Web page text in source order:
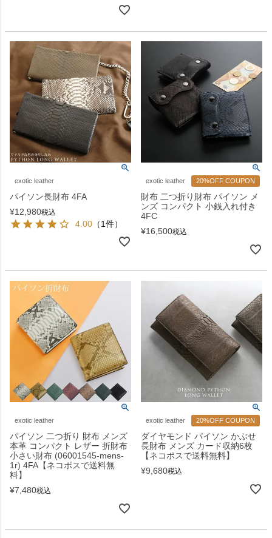
exotic leather
パイソン長財布 4FA
¥12,980税込
4.00 （1件）
exotic leather 20%OFF COUPON
財布 二つ折り財布 パイソン メ
ンズ コンパクト 小銭入れ付き
4FC
¥16,500税込
exotic leather
パイソン 二つ折り 財布 メンズ
本革 コンパクト レザー 折財布
小さい財布 (06001545-mens-
1r) 4FA【ネコポスで送料無
料】
¥7,480税込
exotic leather 20%OFF COUPON
ダイヤモンド パイソン かぶせ
長財布 メンズ カード収納6枚
【ネコポスで送料無料】
¥9,680税込